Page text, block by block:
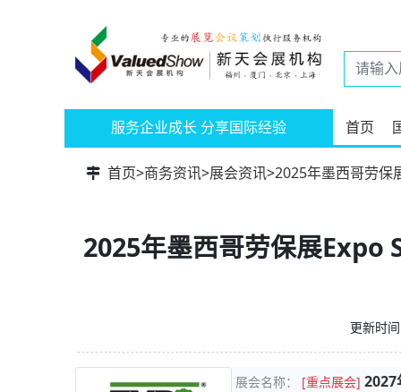
服务企业成长 分享国际经验 首页
首页>商务资讯>展会资讯>2025年墨西哥劳保
2025年墨西哥劳保展
更新时
展会名称： [重点展会] 2027